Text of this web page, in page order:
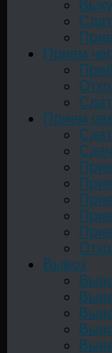
Прием
Прием
Вывоз